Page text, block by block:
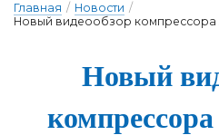
Главная / Новости /
Новый видеообзор компрессора
Новый